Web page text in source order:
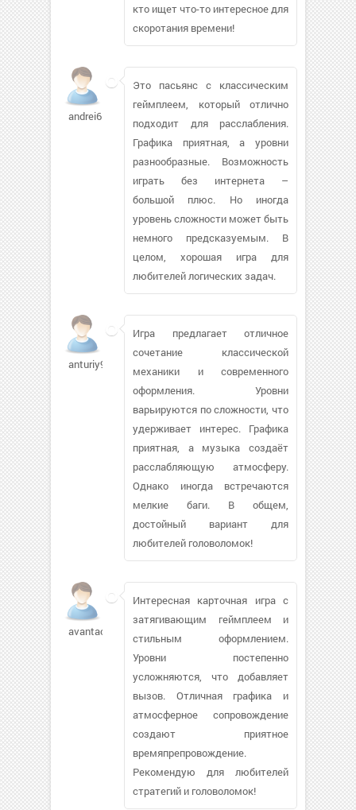
кто ищет что-то интересное для
скоротания времени!
andrei6151
Это пасьянс с классическим
геймплеем, который отлично
подходит для расслабления.
Графика приятная, а уровни
разнообразные. Возможность
играть без интернета –
большой плюс. Но иногда
уровень сложности может быть
немного предсказуемым. В
целом, хорошая игра для
любителей логических задач.
anturiy95
Игра предлагает отличное
сочетание классической
механики и современного
оформления. Уровни
варьируются по сложности, что
удерживает интерес. Графика
приятная, а музыка создаёт
расслабляющую атмосферу.
Однако иногда встречаются
мелкие баги. В общем,
достойный вариант для
любителей головоломок!
avantach256
Интересная карточная игра с
затягивающим геймплеем и
стильным оформлением.
Уровни постепенно
усложняются, что добавляет
вызов. Отличная графика и
атмосферное сопровождение
создают приятное
времяпрепровождение.
Рекомендую для любителей
стратегий и головоломок!